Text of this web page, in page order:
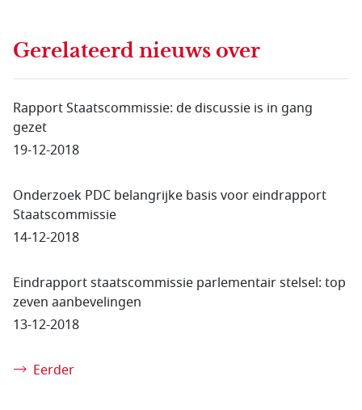
Gerelateerd nieuws over
Rapport Staatscommissie: de discussie is in gang
gezet
19-12-2018
Onderzoek PDC belangrijke basis voor eindrapport
Staatscommissie
14-12-2018
Eindrapport staatscommissie parlementair stelsel: top
zeven aanbevelingen
13-12-2018
Eerder